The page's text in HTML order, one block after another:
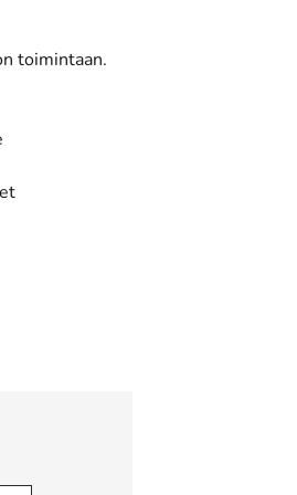
toimintaan.